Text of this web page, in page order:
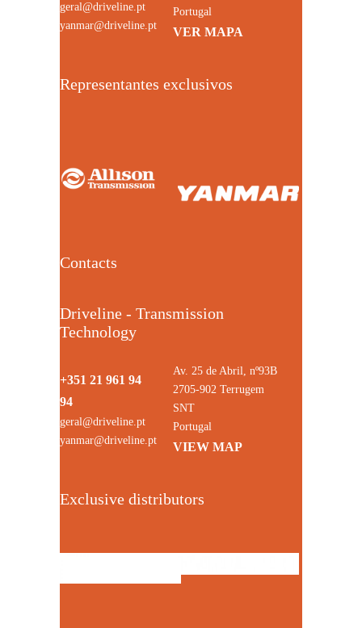
geral@driveline.pt
yanmar@driveline.pt
Portugal
VER MAPA
Representantes exclusivos
Contacts
Driveline - Transmission
Technology
+351 21 961 94
94
geral@driveline.pt
yanmar@driveline.pt
Av. 25 de Abril, nº93B
2705-902 Terrugem
SNT
Portugal
VIEW MAP
Exclusive distributors